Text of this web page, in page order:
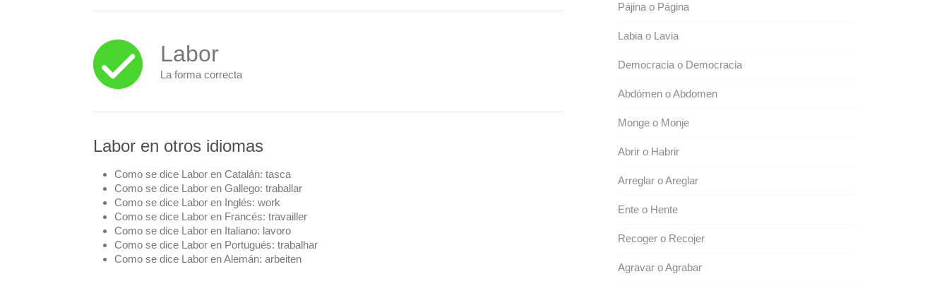
Labor
La forma correcta
Labor en otros idiomas
Como se dice Labor en Catalán: tasca
Como se dice Labor en Gallego: traballar
Como se dice Labor en Inglés: work
Como se dice Labor en Francés: travailler
Como se dice Labor en Italiano: lavoro
Como se dice Labor en Portugués: trabalhar
Como se dice Labor en Alemán: arbeiten
Pájina o Página
Labia o Lavia
Democracia o Democracia
Abdómen o Abdomen
Monge o Monje
Abrir o Habrir
Arreglar o Areglar
Ente o Hente
Recoger o Recojer
Agravar o Agrabar